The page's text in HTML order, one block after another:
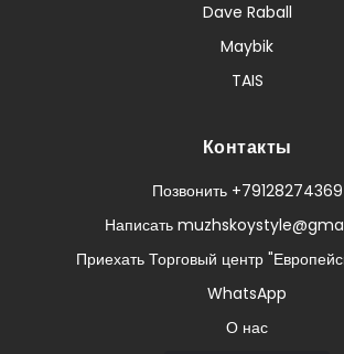
Dave Raball
Maybik
TAIS
Контакты
Позвонить +79128274369
Написать
Приехать Торговый центр
WhatsApp
О нас